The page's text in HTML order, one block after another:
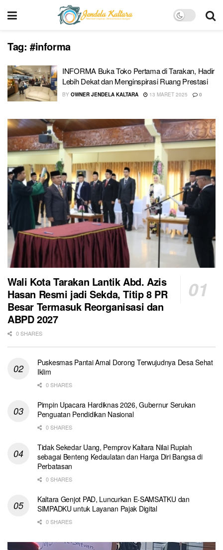
Tag: #informa
INFORMA Buka Toko Pertama di Tarakan, Hadir
Lebih Dekat dan Menginspirasi Ruang Prestasi
BY OWNER JENDELA KALTARA 13 MARET 2025 0
Wali Kota Tarakan Lantik Abd. Azis
Hasan Resmi jadi Sekda, Titip 8 PR
Besar Termasuk Reorganisasi dan
ABPD 2027
0 SHARES
Puskesmas Pantai Amal Dorong Terwujudnya Desa Sehat
Iklim
0 SHARES
Pimpin Upacara Hardiknas 2026, Gubernur Serukan
Penguatan Pendidikan Nasional
0 SHARES
Tidak Sekedar Uang, Pemprov Kaltara Nilai Rupiah
sebagai Benteng Kedaulatan dan Harga Diri Bangsa di
Perbatasan
0 SHARES
Kaltara Genjot PAD, Luncurkan E-SAMSATKU dan
SIMPADKU untuk Layanan Pajak Digital
0 SHARES